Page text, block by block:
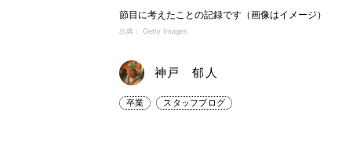
節目に考えたことの記録です（画像はイメージ）
出典： Getty Images
神戸 郁人
卒業 スタッフブログ